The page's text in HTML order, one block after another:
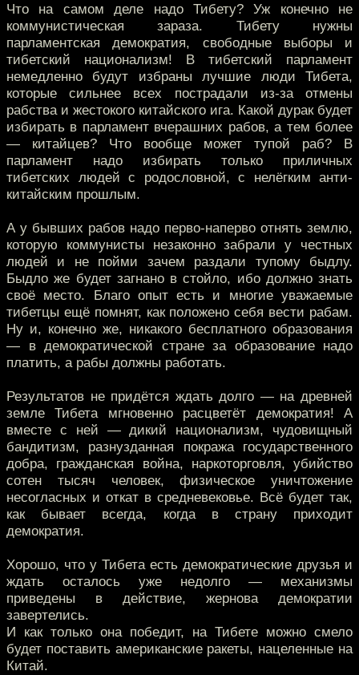
Что на самом деле надо Тибету? Уж конечно не
коммунистическая зараза. Тибету нужны
парламентская демократия, свободные выборы и
тибетский национализм! В тибетский парламент
немедленно будут избраны лучшие люди Тибета,
которые сильнее всех пострадали из-за отмены
рабства и жестокого китайского ига. Какой дурак будет
избирать в парламент вчерашних рабов, а тем более
— китайцев? Что вообще может тупой раб? В
парламент надо избирать только приличных
тибетских людей с родословной, с нелёгким анти-
китайским прошлым.
А у бывших рабов надо перво-наперво отнять землю,
которую коммунисты незаконно забрали у честных
людей и не пойми зачем раздали тупому быдлу.
Быдло же будет загнано в стойло, ибо должно знать
своё место. Благо опыт есть и многие уважаемые
тибетцы ещё помнят, как положено себя вести рабам.
Ну и, конечно же, никакого бесплатного образования
— в демократической стране за образование надо
платить, а рабы должны работать.
Результатов не придётся ждать долго — на древней
земле Тибета мгновенно расцветёт демократия! А
вместе с ней — дикий национализм, чудовищный
бандитизм, разнузданная покража государственного
добра, гражданская война, наркоторговля, убийство
сотен тысяч человек, физическое уничтожение
несогласных и откат в средневековье. Всё будет так,
как бывает всегда, когда в страну приходит
демократия.
Хорошо, что у Тибета есть демократические друзья и
ждать осталось уже недолго — механизмы
приведены в действие, жернова демократии
завертелись.
И как только она победит, на Тибете можно смело
будет поставить американские ракеты, нацеленные на
Китай.